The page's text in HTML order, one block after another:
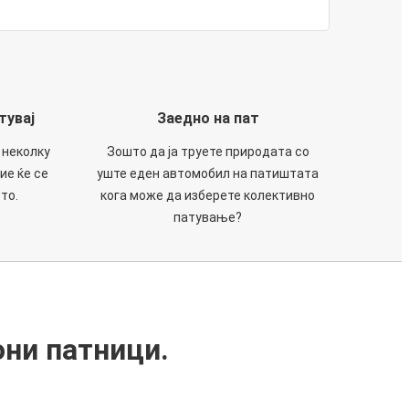
ќе се
Заедно на пат
Зошто да ја труете природата со
уште еден автомобил на патиштата
кога може да изберете колективно
патување?
патници.